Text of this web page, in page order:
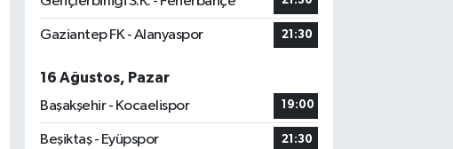
Gaziantep FK - Alanyaspor 21:30
16 Ağustos, Pazar
Başakşehir - Kocaelispor
19:00
Beşiktaş - Eyüpspor 21:30